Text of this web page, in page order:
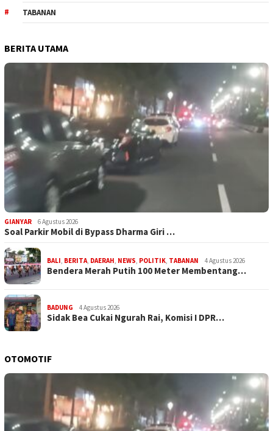
TABANAN
BERITA UTAMA
GIANYAR 6 Agustus 2026
Soal Parkir Mobil di Bypass Dharma Giri …
BALI, BERITA, DAERAH, NEWS, POLITIK, TABANAN 4 Agustus 2026
Bendera Merah Putih 100 Meter Membentang…
BADUNG 4 Agustus 2026
Sidak Bea Cukai Ngurah Rai, Komisi I DPR…
OTOMOTIF